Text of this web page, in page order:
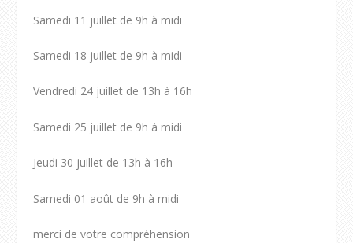
Samedi 11 juillet de 9h à midi
Samedi 18 juillet de 9h à midi
Vendredi 24 juillet de 13h à 16h
Samedi 25 juillet de 9h à midi
Jeudi 30 juillet de 13h à 16h
Samedi 01 août de 9h à midi
merci de votre compréhension